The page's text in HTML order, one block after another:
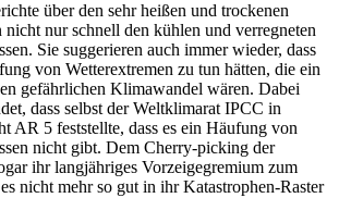
über den sehr heißen und trockenen
nicht nur schnell den kühlen und verregneten
Sie suggerieren auch immer wieder, dass
von Wetterextremen zu tun hätten, die ein
gefährlichen Klimawandel wären. Dabei
dass selbst der Weltklimarat IPCC in
AR 5 feststellte, dass es ein Häufung von
nicht gibt. Dem Cherry-picking der
ihr langjähriges Vorzeigegremium zum
nicht mehr so gut in ihr Katastrophen-Raster